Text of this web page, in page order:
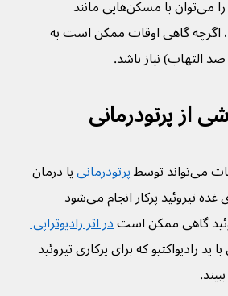
تیروئید شود. این درد را می‌توان با مسکن‌هایی مانند
اگرچه گاهی اوقات ممکن است به
التهاب) نیاز باشد.
از پرتودرمانی
توسط پرتودرمانی یا درمان
با ید رادیواکتیو که برای غده تیروئید پرکار انجام می‌شود
گاهی ممکن است در اثر رادیوتراپی
ید رادیواکتیو که برای پرکاری تیروئید